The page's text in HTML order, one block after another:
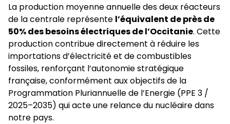
La production moyenne annuelle des deux réacteurs
de la centrale représente l’équivalent de près de
50% des besoins électriques de l’Occitanie. Cette
production contribue directement à réduire les
importations d’électricité et de combustibles
fossiles, renforçant l’autonomie stratégique
française, conformément aux objectifs de la
Programmation Pluriannuelle de l’Energie (PPE 3 /
2025–2035) qui acte une relance du nucléaire dans
notre pays.